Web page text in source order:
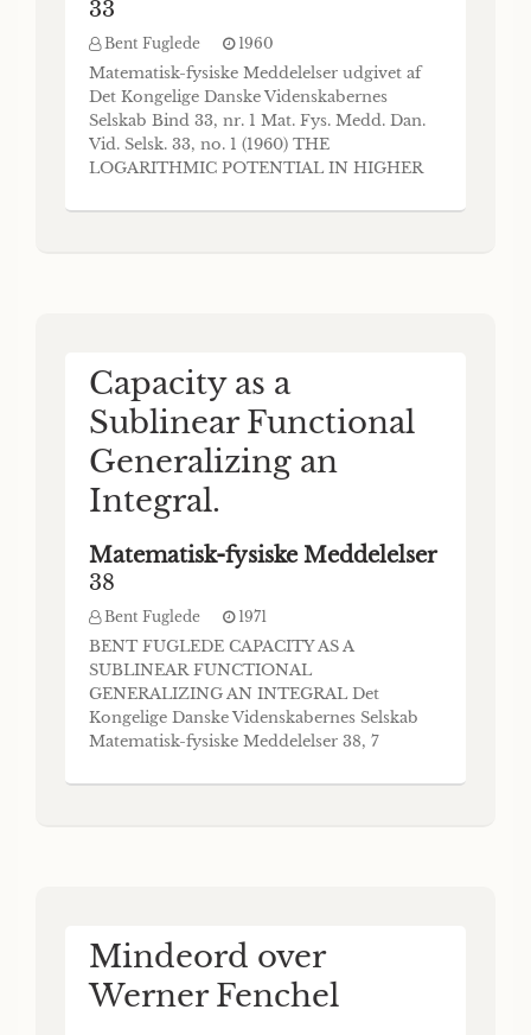
33
Bent Fuglede 1960
Matematisk-fysiske Meddelelser udgivet af
Det Kongelige Danske Videnskabernes
Selskab Bind 33, nr. 1 Mat. Fys. Medd. Dan.
Vid. Selsk. 33, no. 1 (1960) THE
LOGARITHMIC POTENTIAL IN HIGHER
København 1960 i kommission hos Ejnar
Capacity as a
Sublinear Functional
Generalizing an
Integral.
Matematisk-fysiske Meddelelser
38
Bent Fuglede 1971
BENT FUGLEDE CAPACITY AS A
SUBLINEAR FUNCTIONAL
GENERALIZING AN INTEGRAL Det
Kongelige Danske Videnskabernes Selskab
Matematisk-fysiske Meddelelser 38, 7
1971 CONTEXTS Pages
Mindeord over
Werner Fenchel